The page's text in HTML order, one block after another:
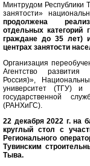
Минтрудом Республики
занятости»
продолжена
отдельных категорий
граждане до 35 лет)
центрах занятости
Организация
Агентство развития
Россия)»,
университет (ТГУ) и
государственной
(РАНХиГС).
22 декабря 2022 г. на
круглый стол с
Регионального
Тувинским
Тыва.